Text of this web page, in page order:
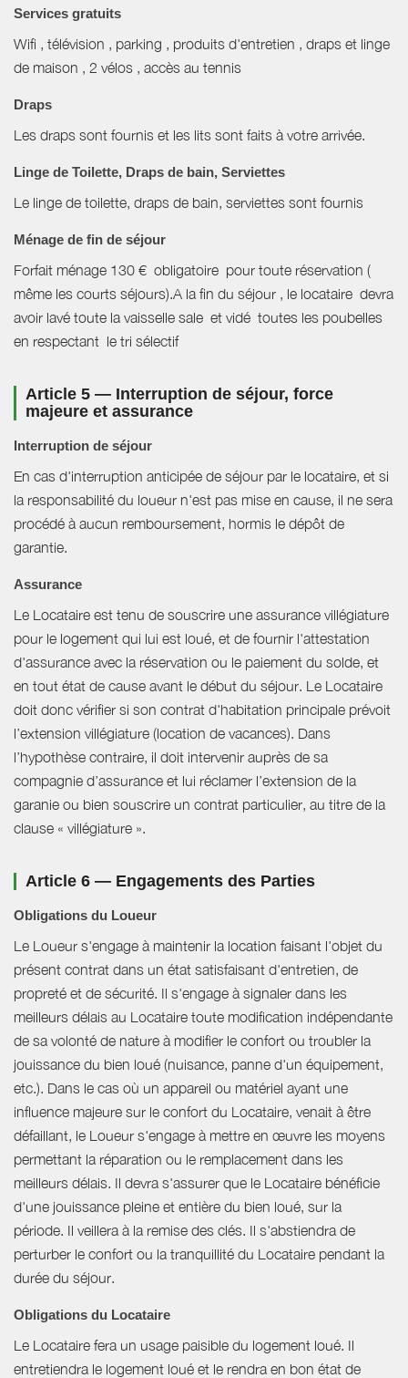
Services gratuits
Wifi , télévision , parking , produits d'entretien , draps et linge
de maison , 2 vélos , accès au tennis
Draps
Les draps sont fournis et les lits sont faits à votre arrivée.
Linge de Toilette, Draps de bain, Serviettes
Le linge de toilette, draps de bain, serviettes sont fournis
Ménage de fin de séjour
Forfait ménage 130 € obligatoire pour toute réservation (
même les courts séjours).A la fin du séjour , le locataire devra
avoir lavé toute la vaisselle sale et vidé toutes les poubelles
en respectant le tri sélectif
Article 5 — Interruption de séjour, force
majeure et assurance
Interruption de séjour
En cas d'interruption anticipée de séjour par le locataire, et si
la responsabilité du loueur n'est pas mise en cause, il ne sera
procédé à aucun remboursement, hormis le dépôt de
garantie.
Assurance
Le Locataire est tenu de souscrire une assurance villégiature
pour le logement qui lui est loué, et de fournir l'attestation
d'assurance avec la réservation ou le paiement du solde, et
en tout état de cause avant le début du séjour. Le Locataire
doit donc vérifier si son contrat d'habitation principale prévoit
l’extension villégiature (location de vacances). Dans
l’hypothèse contraire, il doit intervenir auprès de sa
compagnie d’assurance et lui réclamer l’extension de la
garanie ou bien souscrire un contrat particulier, au titre de la
clause « villégiature ».
Article 6 — Engagements des Parties
Obligations du Loueur
Le Loueur s'engage à maintenir la location faisant l'objet du
présent contrat dans un état satisfaisant d'entretien, de
propreté et de sécurité. Il s'engage à signaler dans les
meilleurs délais au Locataire toute modification indépendante
de sa volonté de nature à modifier le confort ou troubler la
jouissance du bien loué (nuisance, panne d'un équipement,
etc.). Dans le cas où un appareil ou matériel ayant une
influence majeure sur le confort du Locataire, venait à être
défaillant, le Loueur s'engage à mettre en œuvre les moyens
permettant la réparation ou le remplacement dans les
meilleurs délais. Il devra s'assurer que le Locataire bénéficie
d'une jouissance pleine et entière du bien loué, sur la
période. Il veillera à la remise des clés. Il s'abstiendra de
perturber le confort ou la tranquillité du Locataire pendant la
durée du séjour.
Obligations du Locataire
Le Locataire fera un usage paisible du logement loué. Il
entretiendra le logement loué et le rendra en bon état de